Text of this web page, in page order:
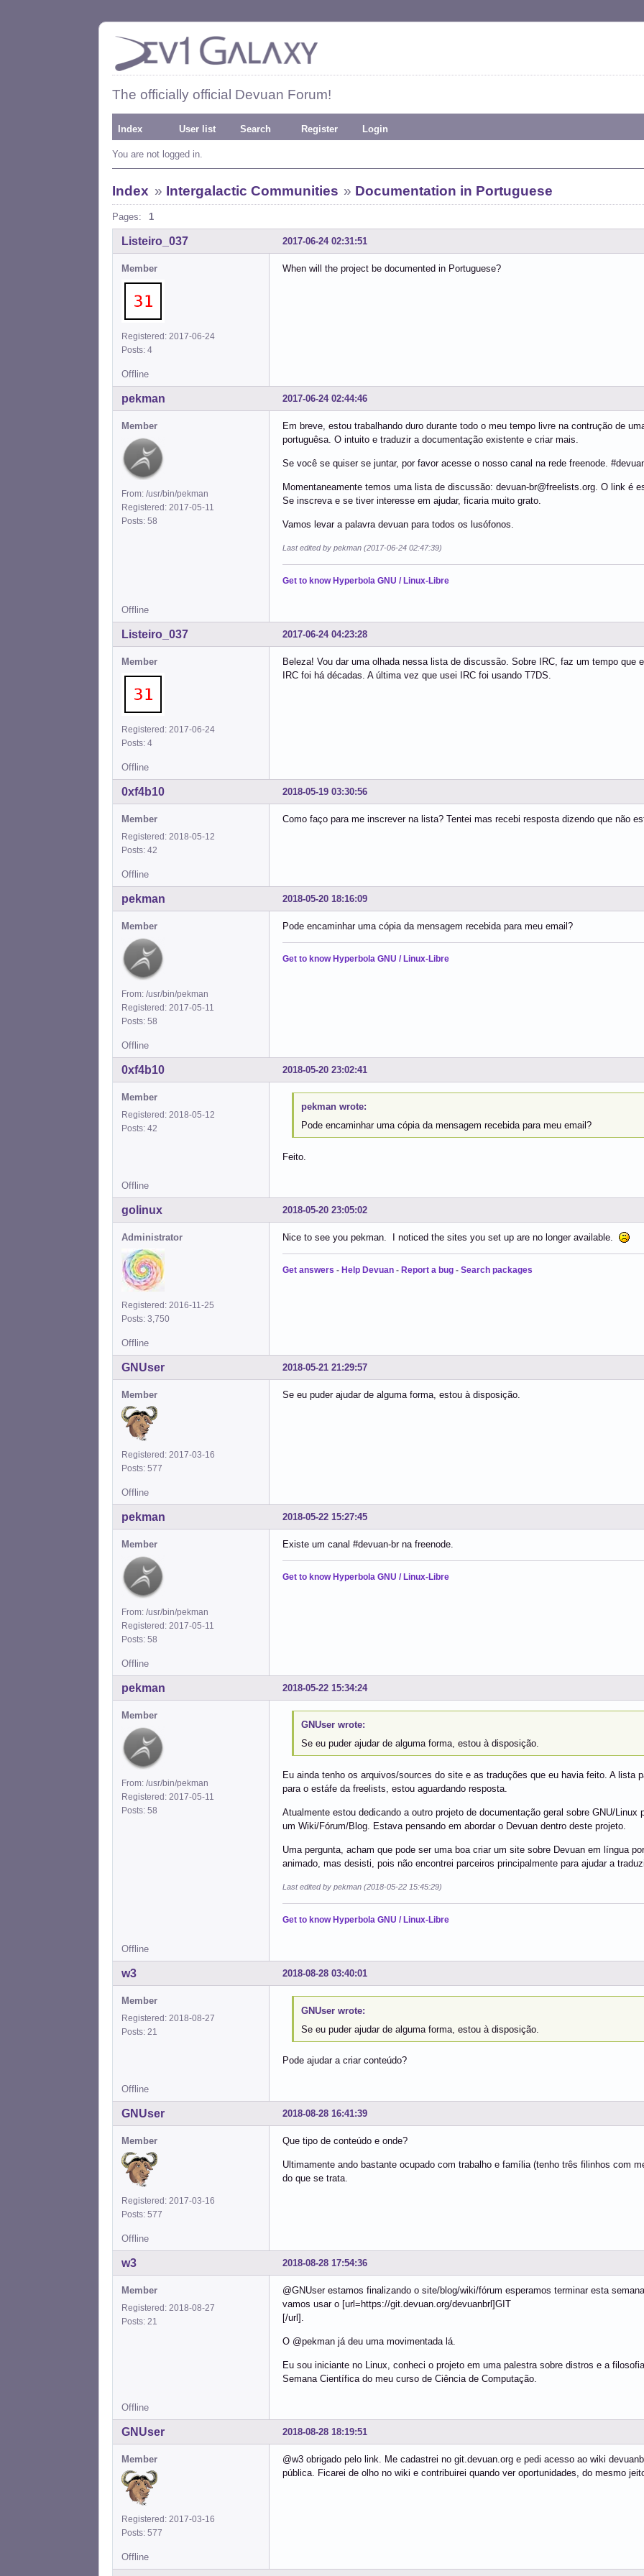
The officially official Devuan Forum!
Index User list Search Register Login
You are not logged in.
Index » Intergalactic Communities » Documentation in Portuguese
Pages: 1
2017-06-24 02:31:51
Listeiro_037
Member
Registered: 2017-06-24
Posts: 4
When will the project be documented in Portuguese?
Offline
2017-06-24 02:44:46
pekman
Member
From: /usr/bin/pekman
Registered: 2017-05-11
Posts: 58
Em breve, estou trabalhando duro durante todo o meu tempo livre na contrução de
portuguêsa. O intuito e traduzir a documentação existente e criar mais.
Se você se quiser se juntar, por favor acesse o nosso canal na rede freenode.
Momentaneamente temos uma lista de discussão: devuan-br@freelists.org. O link é
Se inscreva e se tiver interesse em ajudar, ficaria muito grato.
Vamos levar a palavra devuan para todos os lusófonos.
Last edited by pekman (2017-06-24 02:47:39)
Get to know Hyperbola GNU / Linux-Libre
Offline
2017-06-24 04:23:28
Listeiro_037
Member
Registered: 2017-06-24
Posts: 4
Beleza! Vou dar uma olhada nessa lista de discussão. Sobre IRC, faz um tempo que
IRC foi há décadas. A última vez que usei IRC foi usando T7DS.
Offline
2018-05-19 03:30:56
0xf4b10
Member
Registered: 2018-05-12
Posts: 42
Como faço para me inscrever na lista? Tentei mas recebi resposta dizendo que não
Offline
2018-05-20 18:16:09
pekman
Member
From: /usr/bin/pekman
Registered: 2017-05-11
Posts: 58
Pode encaminhar uma cópia da mensagem recebida para meu email?
Get to know Hyperbola GNU / Linux-Libre
Offline
2018-05-20 23:02:41
0xf4b10
Member
Registered: 2018-05-12
Posts: 42
pekman wrote:
Pode encaminhar uma cópia da mensagem recebida para meu email?
Feito.
Offline
2018-05-20 23:05:02
golinux
Administrator
Registered: 2016-11-25
Posts: 3,750
Nice to see you pekman. I noticed the sites you set up are no longer available.
Get answers - Help Devuan - Report a bug - Search packages
Offline
2018-05-21 21:29:57
GNUser
Member
Registered: 2017-03-16
Posts: 577
Se eu puder ajudar de alguma forma, estou à disposição.
Offline
2018-05-22 15:27:45
pekman
Member
From: /usr/bin/pekman
Registered: 2017-05-11
Posts: 58
Existe um canal #devuan-br na freenode.
Get to know Hyperbola GNU / Linux-Libre
Offline
2018-05-22 15:34:24
pekman
Member
From: /usr/bin/pekman
Registered: 2017-05-11
Posts: 58
GNUser wrote:
Se eu puder ajudar de alguma forma, estou à disposição.
Eu ainda tenho os arquivos/sources do site e as traduções que eu havia feito. A lista
para o estáfe da freelists, estou aguardando resposta.
Atualmente estou dedicando a outro projeto de documentação geral sobre GNU/
um Wiki/Fórum/Blog. Estava pensando em abordar o Devuan dentro deste projeto.
Uma pergunta, acham que pode ser uma boa criar um site sobre Devuan em língua
animado, mas desisti, pois não encontrei parceiros principalmente para ajudar a
Last edited by pekman (2018-05-22 15:45:29)
Get to know Hyperbola GNU / Linux-Libre
Offline
2018-08-28 03:40:01
w3
Member
Registered: 2018-08-27
Posts: 21
GNUser wrote:
Se eu puder ajudar de alguma forma, estou à disposição.
Pode ajudar a criar conteúdo?
Offline
2018-08-28 16:41:39
GNUser
Member
Registered: 2017-03-16
Posts: 577
Que tipo de conteúdo e onde?
Ultimamente ando bastante ocupado com trabalho e família (tenho três filinhos com
do que se trata.
Offline
2018-08-28 17:54:36
w3
Member
Registered: 2018-08-27
Posts: 21
@GNUser estamos finalizando o site/blog/wiki/fórum esperamos terminar esta
vamos usar o [url=https://git.devuan.org/devuanbrl]GIT
[/url].
O @pekman já deu uma movimentada lá.
Eu sou iniciante no Linux, conheci o projeto em uma palestra sobre distros e a
Semana Científica do meu curso de Ciência de Computação.
Offline
2018-08-28 18:19:51
GNUser
Member
Registered: 2017-03-16
Posts: 577
@w3 obrigado pelo link. Me cadastrei no git.devuan.org e pedi acesso ao wiki
pública. Ficarei de olho no wiki e contribuirei quando ver oportunidades, do mesmo
Offline